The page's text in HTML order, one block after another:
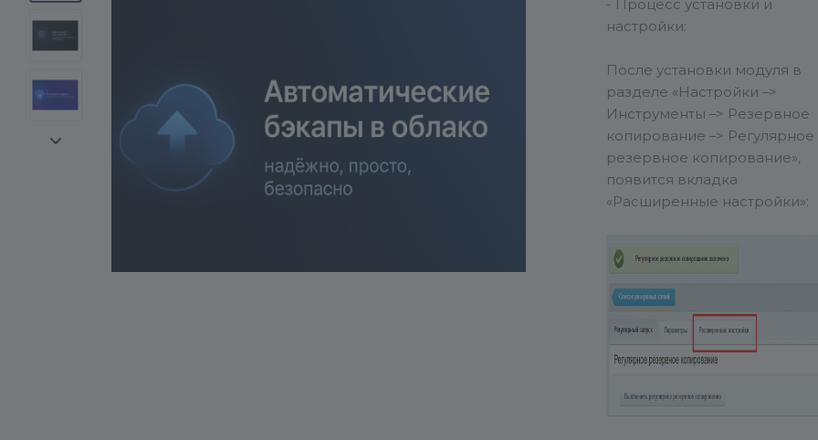
- Процесс установки и
настройки:
После установки модуля в
разделе «Настройки –>
Инструменты –> Резервное
копирование –> Регулярное
резервное копирование»,
появится вкладка
«Расширенные настройки»: